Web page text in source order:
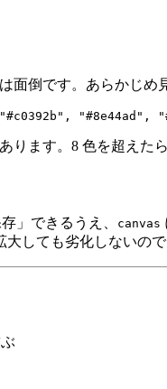
倒です。あらかじめ
ます。8 色を超え
」できるうえ、 canvas
しても劣化しないの